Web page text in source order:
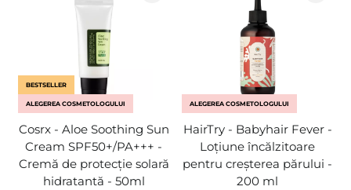
BESTSELLER
ALEGEREA COSMETOLOGULUI
Cosrx - Aloe Soothing Sun
Cream SPF50+/PA+++ -
Cremă de protecție solară
hidratantă - 50ml
ALEGEREA COSMETOLOGULUI
HairTry - Babyhair Fever -
Loțiune încălzitoare
pentru creșterea părului -
200 ml